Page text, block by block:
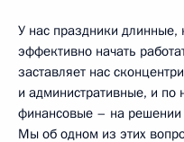
У нас праздники
эффективно начать
заставляет нас
и административные, и
финансовые – на решении
Мы об одном из этих